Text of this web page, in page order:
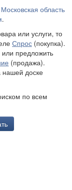
Московская область
.
или услуги, то
Спрос (покупка).
предложить
(продажа).
доске
по всем